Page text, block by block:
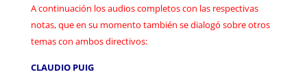
A continuación los audios completos con las respectivas
notas, que en su momento también se dialogó sobre otros
temas con ambos directivos:
CLAUDIO PUIG